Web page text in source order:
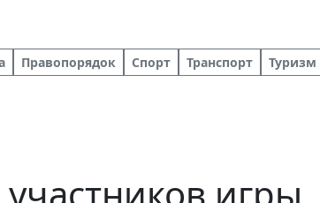
Правопорядок Спорт Транспорт Туризм